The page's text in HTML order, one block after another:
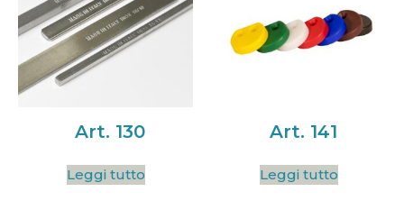
Art. 130
Leggi tutto
Art. 141
Leggi tutto